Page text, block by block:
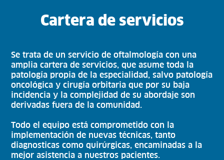
Cartera de servicios
Se trata de un servicio de oftalmología con una
amplia cartera de servicios, que asume toda la
patología propia de la especialidad, salvo patología
oncológica y cirugía orbitaria que por su baja
incidencia y la complejidad de su abordaje son
derivadas fuera de la comunidad.
Todo el equipo está comprometido con la
implementación de nuevas técnicas, tanto
diagnosticas como quirúrgicas, encaminadas a la
mejor asistencia a nuestros pacientes.